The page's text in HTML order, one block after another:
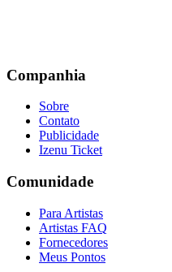
Companhia
Sobre
Contato
Publicidade
Izenu Ticket
Comunidade
Para Artistas
Artistas FAQ
Fornecedores
Meus Pontos